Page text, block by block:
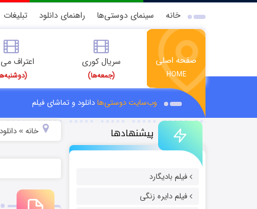
خانه سینمای دوستی‌ها راهنمای دانلود تبلیغات
صفحه اصلی
HOME
سریال کوری
(جمعه‌ها)
اعتراف
وب‌سایت دوستی‌هادانلود و تماشای فیلم
پیشنهادها
فیلم بادیگارد
فیلم دایره زنگی
خانه»